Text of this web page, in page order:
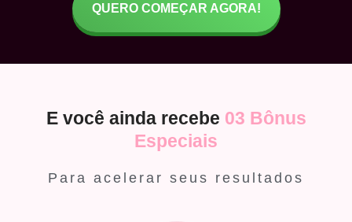
QUERO COMEÇAR AGORA!
E você ainda recebe 03 Bônus
Especiais
Para acelerar seus resultados